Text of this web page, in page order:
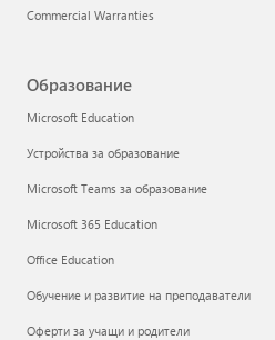
Commercial Warranties
Образование
Microsoft Education
Устройства за образование
Microsoft Teams за образование
Microsoft 365 Education
Office Education
Обучение и развитие на преподаватели
Оферти за учащи и родители